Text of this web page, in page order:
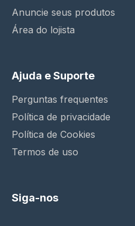
Anuncie seus produtos
Área do lojista
Ajuda e Suporte
Perguntas frequentes
Política de privacidade
Política de Cookies
Termos de uso
Siga-nos